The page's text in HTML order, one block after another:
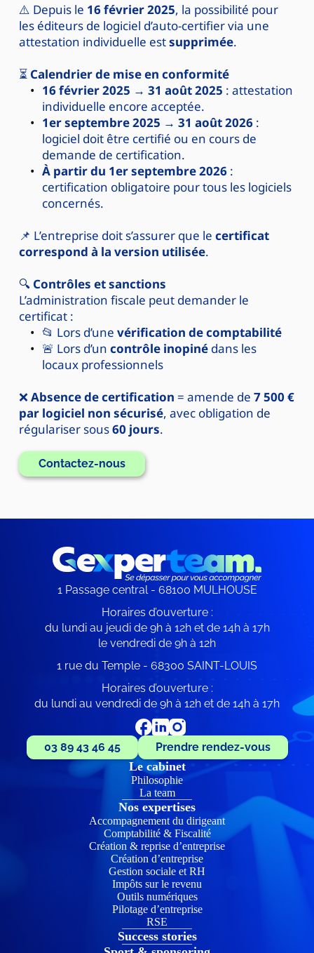
⚠️ Depuis le 16 février 2025, la possibilité pour
les éditeurs de logiciel d’auto-certifier via une
attestation individuelle est supprimée.
⏳ Calendrier de mise en conformité
16 février 2025 → 31 août 2025 : attestation
individuelle encore acceptée.
1er septembre 2025 → 31 août 2026 :
logiciel doit être certifié ou en cours de
demande de certification.
À partir du 1er septembre 2026 :
certification obligatoire pour tous les logiciels
concernés.
📌 L’entreprise doit s’assurer que le certificat
correspond à la version utilisée.
🔍 Contrôles et sanctions
L’administration fiscale peut demander le
certificat :
📂 Lors d’une vérification de comptabilité
🚨 Lors d’un contrôle inopiné dans les
locaux professionnels
❌ Absence de certification = amende de 7 500 €
par logiciel non sécurisé, avec obligation de
régulariser sous 60 jours.
Contactez-nous
1 Passage central - 68100 MULHOUSE
Horaires d’ouverture :
du lundi au jeudi de 9h à 12h et de 14h à 17h
le vendredi de 9h à 12h
1 rue du Temple - 68300 SAINT-LOUIS
Horaires d’ouverture :
du lundi au vendredi de 9h à 12h et de 14h à 17h
03 89 43 46 45 Prendre rendez-vous
Le cabinet
Philosophie
La team
Nos expertises
Accompagnement du dirigeant
Comptabilité & Fiscalité
Création & reprise d’entreprise
Création d’entreprise
Gestion sociale et RH
Impôts sur le revenu
Outils numériques
Pilotage d’entreprise
RSE
Success stories